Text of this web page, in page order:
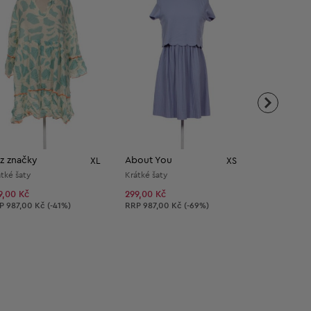
značky XL
šaty
Kč
cena:
987,00 Kč (-41%)
About You XS
Krátké šaty
299,00 Kč
Doporučená cena:
RRP 987,00 Kč (-69%)